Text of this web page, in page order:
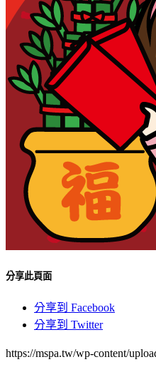
分享此頁面
分享到 Facebook
分享到 Twitter
https://mspa.tw/wp-content/